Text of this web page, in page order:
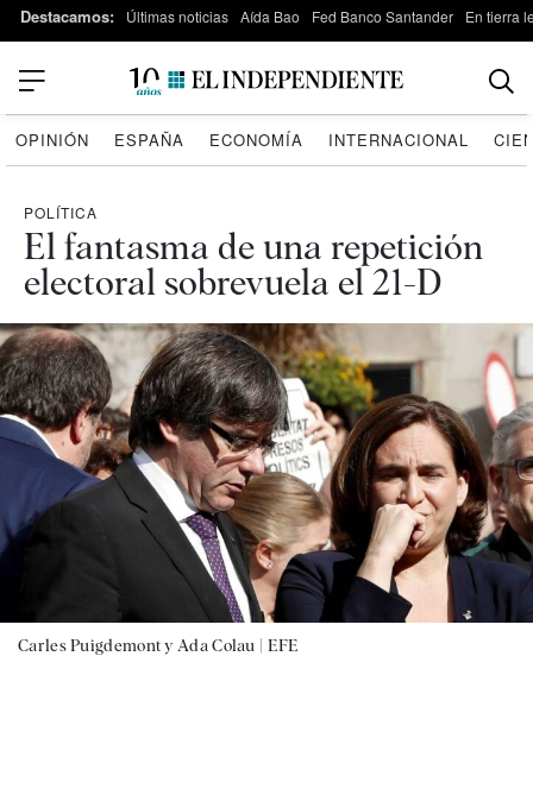
Destacamos: Últimas noticias Aída Bao Fed Banco Santander En tierra
OPINIÓN ESPAÑA ECONOMÍA INTERNACIONAL
POLÍTICA
El fantasma de una repetición
electoral sobrevuela el 21-D
Carles Puigdemont y Ada Colau | EFE